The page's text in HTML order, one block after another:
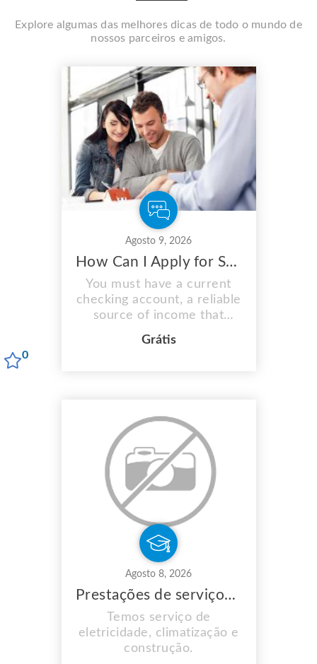
0
Explore algumas das melhores dicas de todo o mundo de
nossos parceiros e amigos.
Agosto 9, 2026
How Can I Apply for Short Term Loans Most Easily?
You must have a current
checking account, a reliable
source of income that
your account each month,
for short term loans. You
should also possess a Social
Security Number (S...
Grátis
Agosto 8, 2026
Prestações de serviços de eletricidade
Temos serviço de
eletricidade, climatização e
construção.